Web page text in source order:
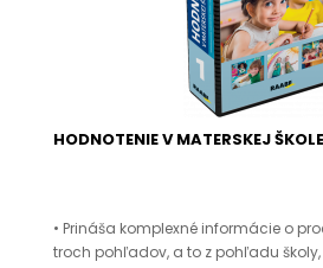
HODNOTENIE V MATERSKEJ ŠKOLE
• Prináša komplexné informácie o
troch pohľadov, a to z pohľadu školy,